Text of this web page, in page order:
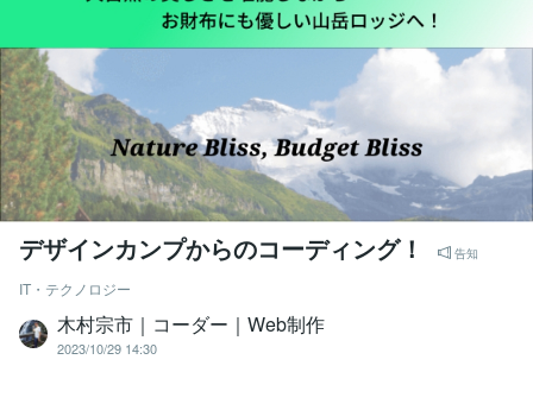
デザインカンプからのコーディング！ 告知
IT・テクノロジー
木村宗市｜コーダー｜Web制作
2023/10/29 14:30